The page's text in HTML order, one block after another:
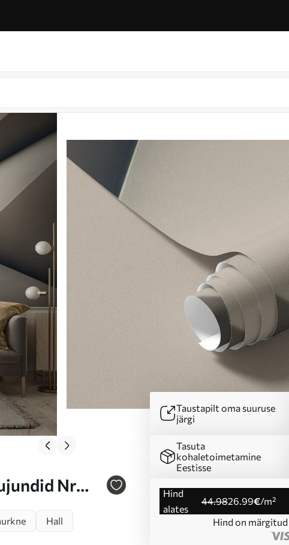
Nr
Taustapilt oma suuruse
järgi
Tasuta
kohaletoimetamine
Eestisse
Hind
alates
44.9826 .99€/m²
Hind on märgitud
Hall